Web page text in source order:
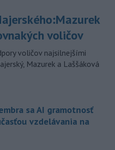
voličov
voličov najsilnejšími
Mazurek a Laššáková
sa AI gramotnosť
vzdelávania na